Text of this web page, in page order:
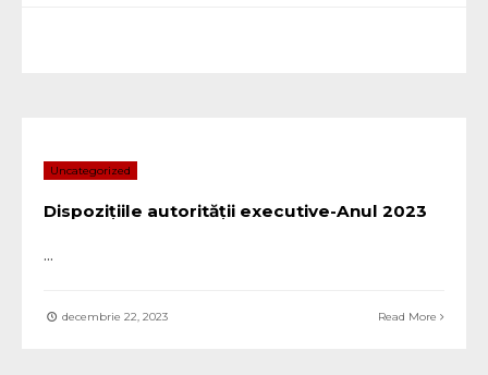
Uncategorized
Dispozițiile autorității executive-Anul 2023
...
decembrie 22, 2023 Read More